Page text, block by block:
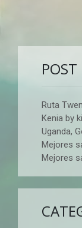
POST
Ruta
Kenia by
Uganda,
Mejores
Mejores